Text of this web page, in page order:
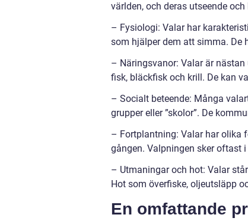
världen, och deras utseende
– Fysiologi: Valar har
som hjälper dem att simma. De
– Näringsvanor: Valar är
fisk, bläckfisk och krill. De kan
– Socialt beteende: Många
grupper eller ”skolor”. De
– Fortplantning: Valar har olika
gången. Valpningen sker oftast
– Utmaningar och hot: Valar
Hot som överfiske, oljeutsläpp
En omfattande